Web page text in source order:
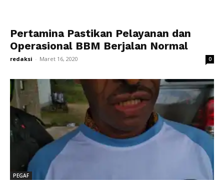
Pertamina Pastikan Pelayanan dan
Operasional BBM Berjalan Normal
redaksi - Maret 16, 2020 0
PEGAF